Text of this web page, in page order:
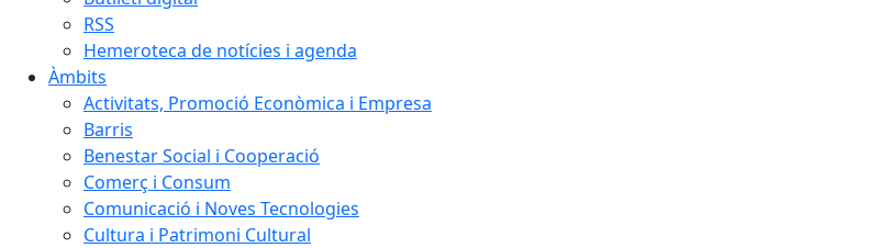
RSS
Hemeroteca de notícies i agenda
Àmbits
Activitats, Promoció Econòmica i Empresa
Barris
Benestar Social i Cooperació
Comerç i Consum
Comunicació i Noves Tecnologies
Cultura i Patrimoni Cultural